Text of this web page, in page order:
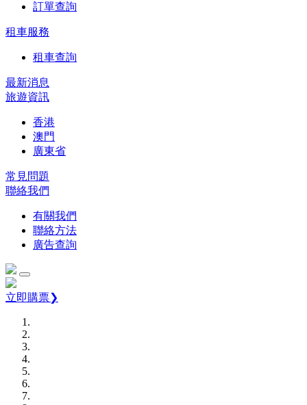
訂單查詢
租車服務
租車查詢
最新消息
旅遊資訊
香港
澳門
廣東省
常見問題
聯絡我們
有關我們
聯絡方法
廣告查詢
立即購票❯